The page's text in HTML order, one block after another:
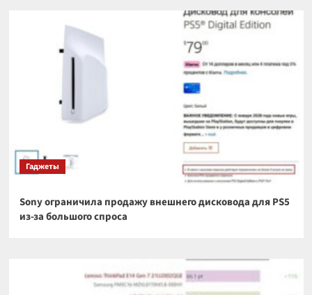
Гаджеты
Sony ограничила продажу внешнего дисковода для PS5
из-за большого спроса